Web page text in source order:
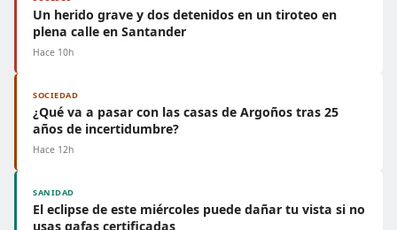
Un herido grave y dos detenidos en un tiroteo en
plena calle en Santander
Hace 10h
SOCIEDAD
¿Qué va a pasar con las casas de Argoños tras 25
años de incertidumbre?
Hace 12h
SANIDAD
El eclipse de este miércoles puede dañar tu vista si no
usas gafas certificadas